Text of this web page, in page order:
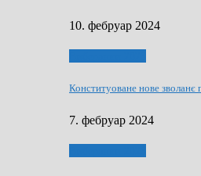
10. фебруар 2024
Конституоване нове зволанє
7. фебруар 2024